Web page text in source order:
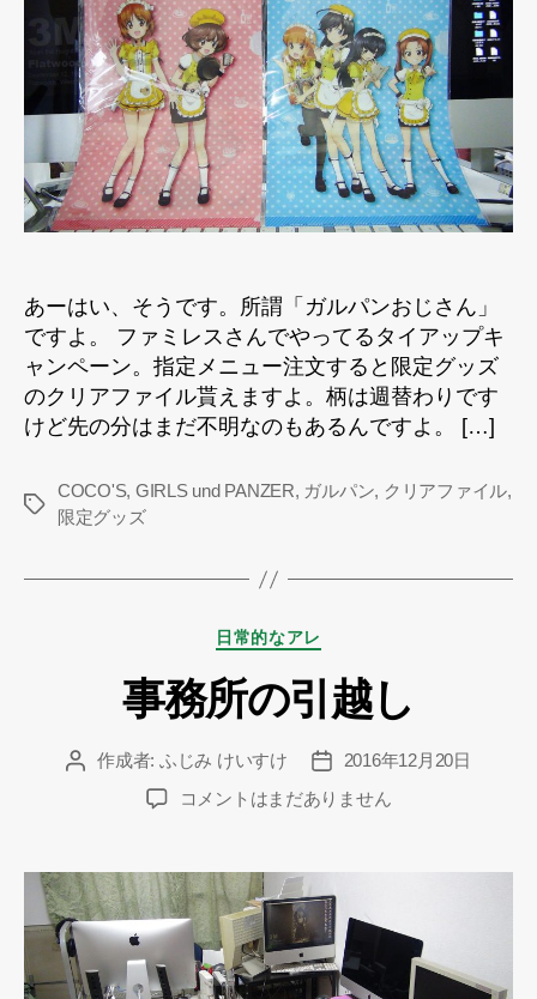
タ
イ
ア
ッ
プ
グ
ッ
ズ
な
へ
の
あーはい、そうです。所謂「ガルパンおじさん」
ですよ。 ファミレスさんでやってるタイアップキ
ャンペーン。指定メニュー注文すると限定グッズ
のクリアファイル貰えますよ。柄は週替わりです
けど先の分はまだ不明なのもあるんですよ。 […]
タ
COCO'S, GIRLS und PANZER, ガルパン, クリアファイル,
限定グッズ
カ
ゴ
リ
日常的なアレ
事務所の引越し
投 作成者: ふじみ けいすけ
投
稿
日
2016年12月20日
事
の
引
越
し
へ
コメントはまだありません